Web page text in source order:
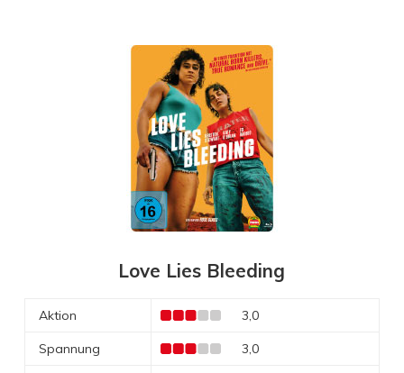
Love Lies Bleeding
Aktion 3,0
Spannung 3,0